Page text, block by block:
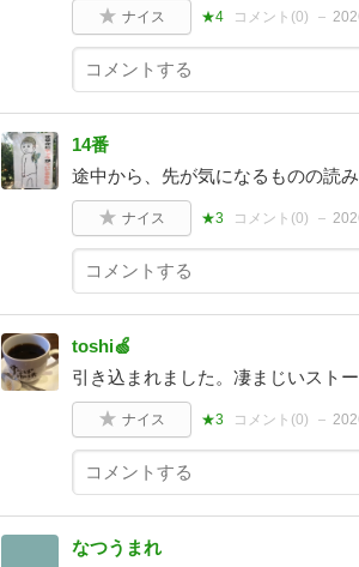
ナイス ★4 コメント(0)
14番
途中から、先が気になるものの読
ナイス ★3 コメント(0)
toshi🍏
引き込まれました。凄まじいストー
ナイス ★3 コメント(0)
なつうまれ